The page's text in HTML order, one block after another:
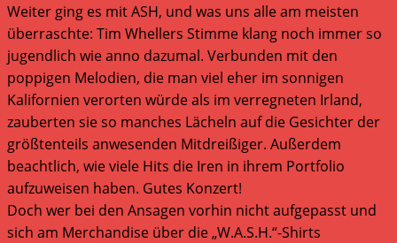
Weiter ging es mit ASH, und was uns alle am meisten
überraschte: Tim Whellers Stimme klang noch immer so
jugendlich wie anno dazumal. Verbunden mit den
poppigen Melodien, die man viel eher im sonnigen
Kalifornien verorten würde als im verregneten Irland,
zauberten sie so manches Lächeln auf die Gesichter der
größtenteils anwesenden Mitdreißiger. Außerdem
beachtlich, wie viele Hits die Iren in ihrem Portfolio
aufzuweisen haben. Gutes Konzert!
Doch wer bei den Ansagen vorhin nicht aufgepasst und
sich am Merchandise über die „W.A.S.H.“-Shirts